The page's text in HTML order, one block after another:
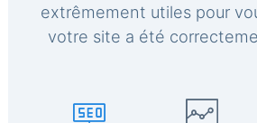
extrêmement utiles pour
votre site a été